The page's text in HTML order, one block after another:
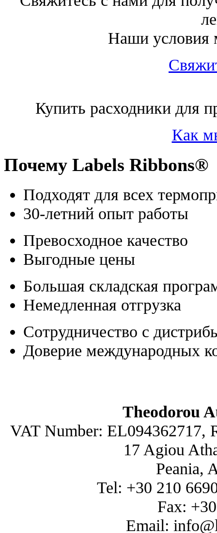
Наши условия
Купить расходники для
Как
Почему Labels Ribbons®
Подходят для всех
30-летний опыт работы
Превосходное качество
Выгодные цены
Большая складская
Немедленная отгрузка
Сотрудничество с
Доверие международных
Theodorou
VAT Number: EL094362717,
17 Agiou
Peania,
Tel: +30 210
Fax:
Email: